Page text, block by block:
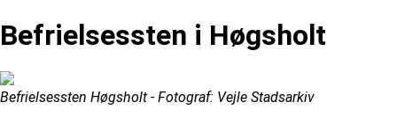
Befrielsessten i Høgsholt
Befrielsessten Høgsholt - Fotograf: Vejle Stadsarkiv